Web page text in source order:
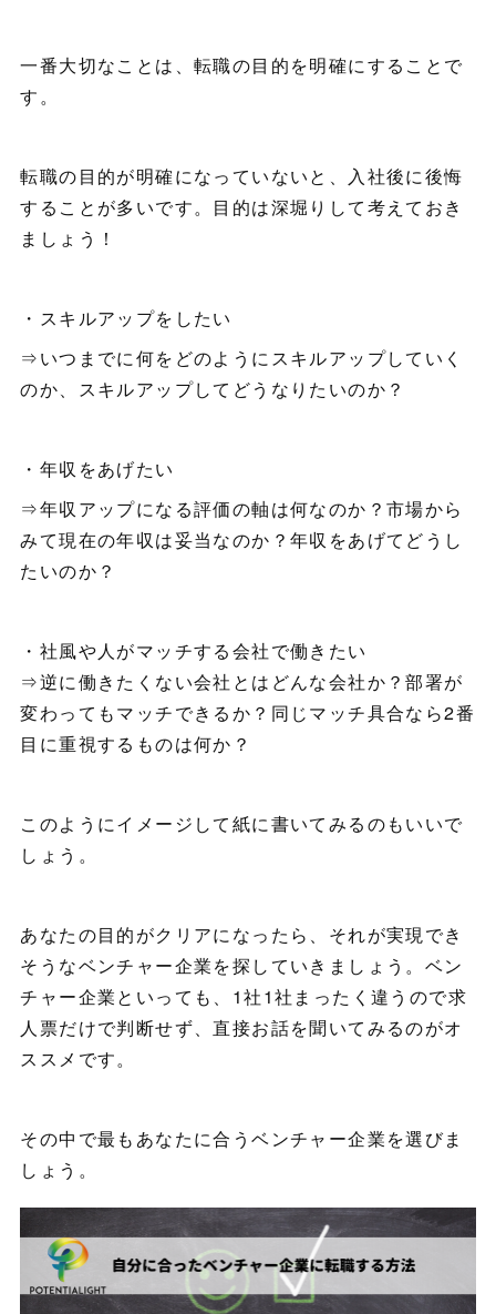
一番大切なことは、転職の目的を明確にすることで
す。
転職の目的が明確になっていないと、入社後に後悔
することが多いです。目的は深堀りして考えておき
ましょう！
・スキルアップをしたい
⇒いつまでに何をどのようにスキルアップしていく
のか、スキルアップしてどうなりたいのか？
・年収をあげたい
⇒年収アップになる評価の軸は何なのか？市場から
みて現在の年収は妥当なのか？年収をあげてどうし
たいのか？
・社風や人がマッチする会社で働きたい
⇒逆に働きたくない会社とはどんな会社か？部署が
変わってもマッチできるか？同じマッチ具合なら2番
目に重視するものは何か？
このようにイメージして紙に書いてみるのもいいで
しょう。
あなたの目的がクリアになったら、それが実現でき
そうなベンチャー企業を探していきましょう。ベン
チャー企業といっても、1社1社まったく違うので求
人票だけで判断せず、直接お話を聞いてみるのがオ
ススメです。
その中で最もあなたに合うベンチャー企業を選びま
しょう。